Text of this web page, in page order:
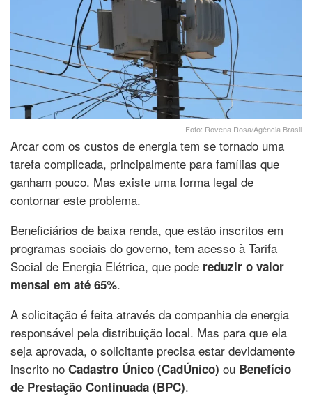
Foto: Rovena Rosa/Agência Brasil
Arcar com os custos de energia tem se tornado uma
tarefa complicada, principalmente para famílias que
ganham pouco. Mas existe uma forma legal de
contornar este problema.
Beneficiários de baixa renda, que estão inscritos em
programas sociais do governo, tem acesso à Tarifa
Social de Energia Elétrica, que pode reduzir o valor
mensal em até 65%.
A solicitação é feita através da companhia de energia
responsável pela distribuição local. Mas para que ela
seja aprovada, o solicitante precisa estar devidamente
inscrito no Cadastro Único (CadÚnico) ou Benefício
de Prestação Continuada (BPC).